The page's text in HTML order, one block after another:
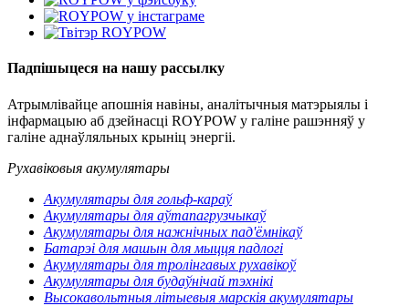
Падпішыцеся на нашу рассылку
Атрымлівайце апошнія навіны, аналітычныя матэрыялы і
інфармацыю аб дзейнасці ROYPOW у галіне рашэнняў у
галіне аднаўляльных крыніц энергіі.
Рухавіковыя акумулятары
Акумулятары для гольф-караў
Акумулятары для аўтапагрузчыкаў
Акумулятары для нажнічных пад'ёмнікаў
Батарэі для машын для мыцця падлогі
Акумулятары для тролінгавых рухавікоў
Акумулятары для будаўнічай тэхнікі
Высокавольтныя літыевыя марскія акумулятары